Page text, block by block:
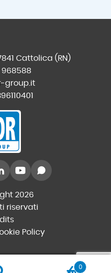
Cattolica (RN)
968588
group.it
2026
riservati
Policy
0